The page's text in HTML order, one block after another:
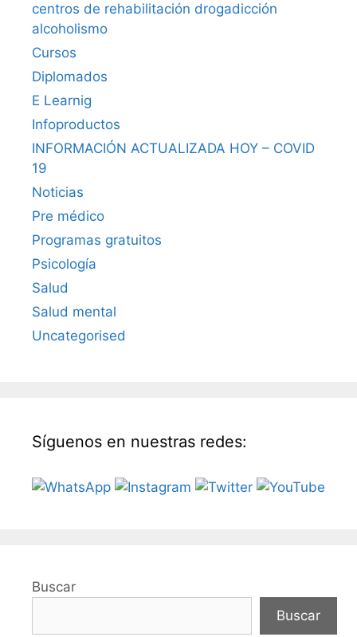
centros de rehabilitación drogadicción
alcoholismo
Cursos
Diplomados
E Learnig
Infoproductos
INFORMACIÓN ACTUALIZADA HOY – COVID
19
Noticias
Pre médico
Programas gratuitos
Psicología
Salud
Salud mental
Uncategorised
Síguenos en nuestras redes:
Buscar
Buscar